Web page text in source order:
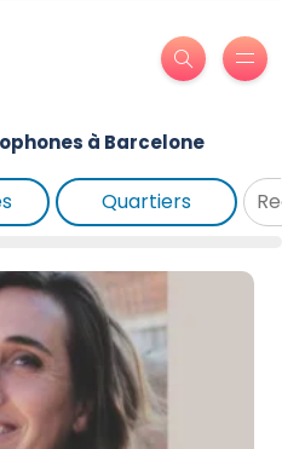
à Barcelone
Quartiers